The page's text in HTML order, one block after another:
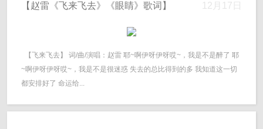
【赵雷《飞来飞去》《眼睛》歌词】 12月17日
【飞来飞去】 词/曲/演唱：赵雷 耶~啊伊呀伊呀哎~，我是不是醉了 耶
~啊伊呀伊呀哎~，我是不是很迷惑 失去的总比得到的多 我知道这一切
都安排好了 命运给...